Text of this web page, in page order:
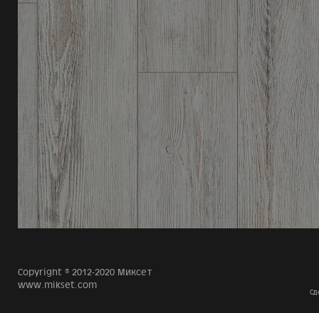
Copyright © 2012-2020 Миксет
www.mikset.com